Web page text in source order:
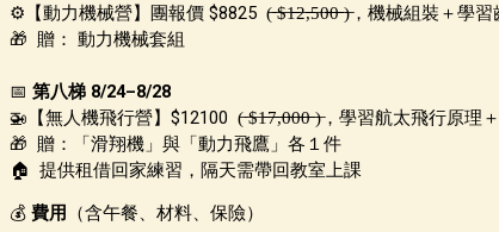
⚙️【動力機械營】
團報價 $8825 (̶ ̶$̶1̶̶̶2̶,̶̶̶5̶0̶̶̶0̶̶̶ ̶)̶， 機械組裝＋學習
🎁 贈： 動力機械套組
📅 第八梯 8/24–8/28
🚁【無人機飛行營】 $12100 (̶ ̶$̶1̶̶̶7̶̶̶,̶̶̶0̶̶̶0̶̶̶0̶̶̶ ̶)̶， 學習航太飛行原理
🎁 贈：
「滑翔機」與「動力飛鷹」各１件
🏠 提供租借回家練習，隔天需帶回教室上課
💰 費用 （含午餐、材料、保險）